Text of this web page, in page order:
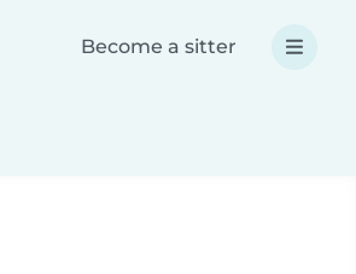
Become a sitter